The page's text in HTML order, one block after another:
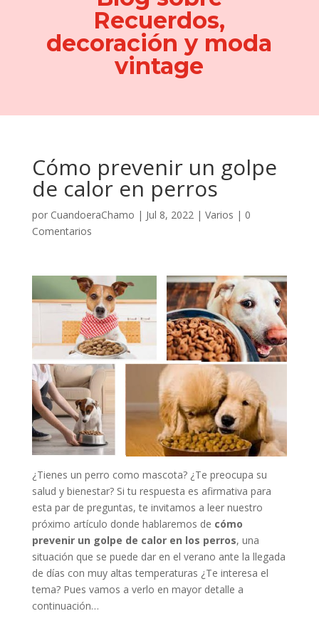
Recuerdos,
decoración y moda
vintage
Cómo prevenir un golpe
de calor en perros
por CuandoeraChamo | Jul 8, 2022| Varios | 0
Comentarios
¿Tienes un perro como mascota? ¿Te preocupa su
salud y bienestar? Si tu respuesta es afirmativa para
esta par de preguntas, te invitamos a leer nuestro
próximo artículo donde hablaremos de cómo
prevenir un golpe de calor en los perros, una
situación que se puede dar en el verano ante la llegada
de días con muy altas temperaturas ¿Te interesa el
tema? Pues vamos a verlo en mayor detalle a
continuación…